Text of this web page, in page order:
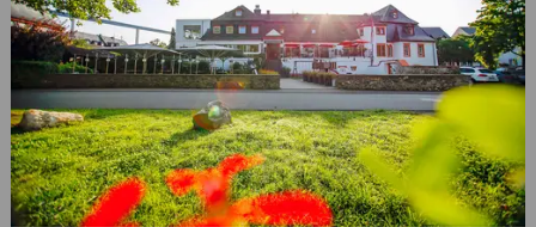
Wohlfühlpaket mit Bademantel & Slipper
Nutzung des Wellnessbereichs mit Moselblick
Eine Flasche Wasser auf dem Zimmer
Kostenfreies WLAN
VRT-GästeTicket zur kostenfreien Nutzung von Bus
und Bahn in der Region